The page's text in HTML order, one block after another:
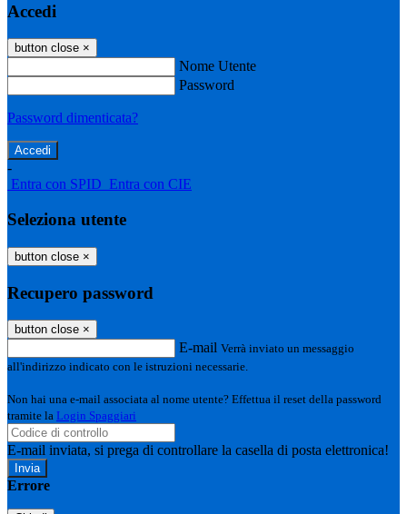
Accedi
button close ×
Nome Utente
Password
Password dimenticata?
-
Entra con SPID Entra con CIE
Seleziona utente
button close ×
Recupero password
button close ×
E-mail Verrà inviato un messaggio
all'indirizzo indicato con le istruzioni necessarie.
Non hai una e-mail associata al nome utente? Effettua il reset della password
tramite la Login Spaggiari
E-mail inviata, si prega di controllare la casella di posta elettronica!
Errore